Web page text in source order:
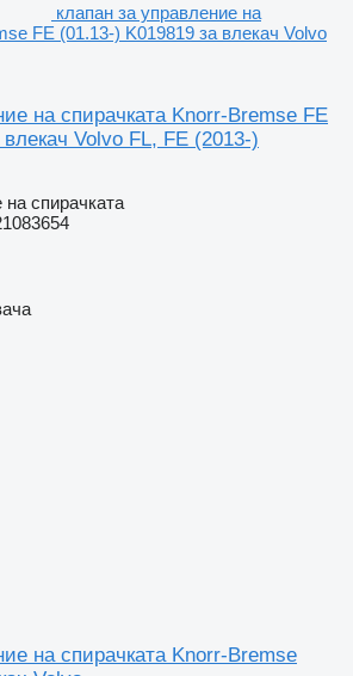
клапан за управление на
FE (01.13-) K019819 за влекач Volvo
на спирачката Knorr-Bremse FE
Volvo FL, FE (2013-)
спирачката
на спирачката Knorr-Bremse